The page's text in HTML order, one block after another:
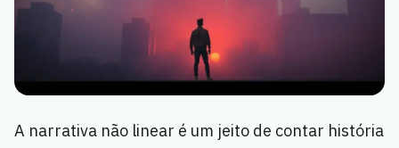
A narrativa não linear é um jeito de contar história